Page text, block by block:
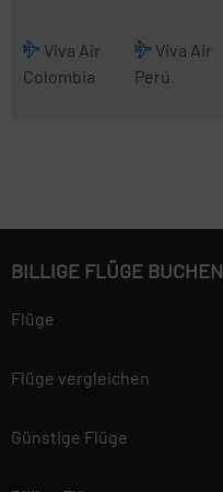
Viva Air
Colombia
Viva Air
Perú
BILLIGE FLÜGE BUCHEN
Flüge
Flüge vergleichen
Günstige Flüge